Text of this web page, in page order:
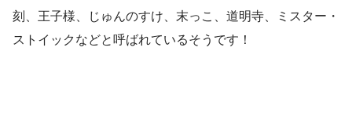
刻、王子様、じゅんのすけ、末っこ、道明寺、ミスター・
ストイックなどと呼ばれているそうです！